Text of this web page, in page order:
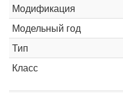
Модификация
Модельный год
Тип
Класс